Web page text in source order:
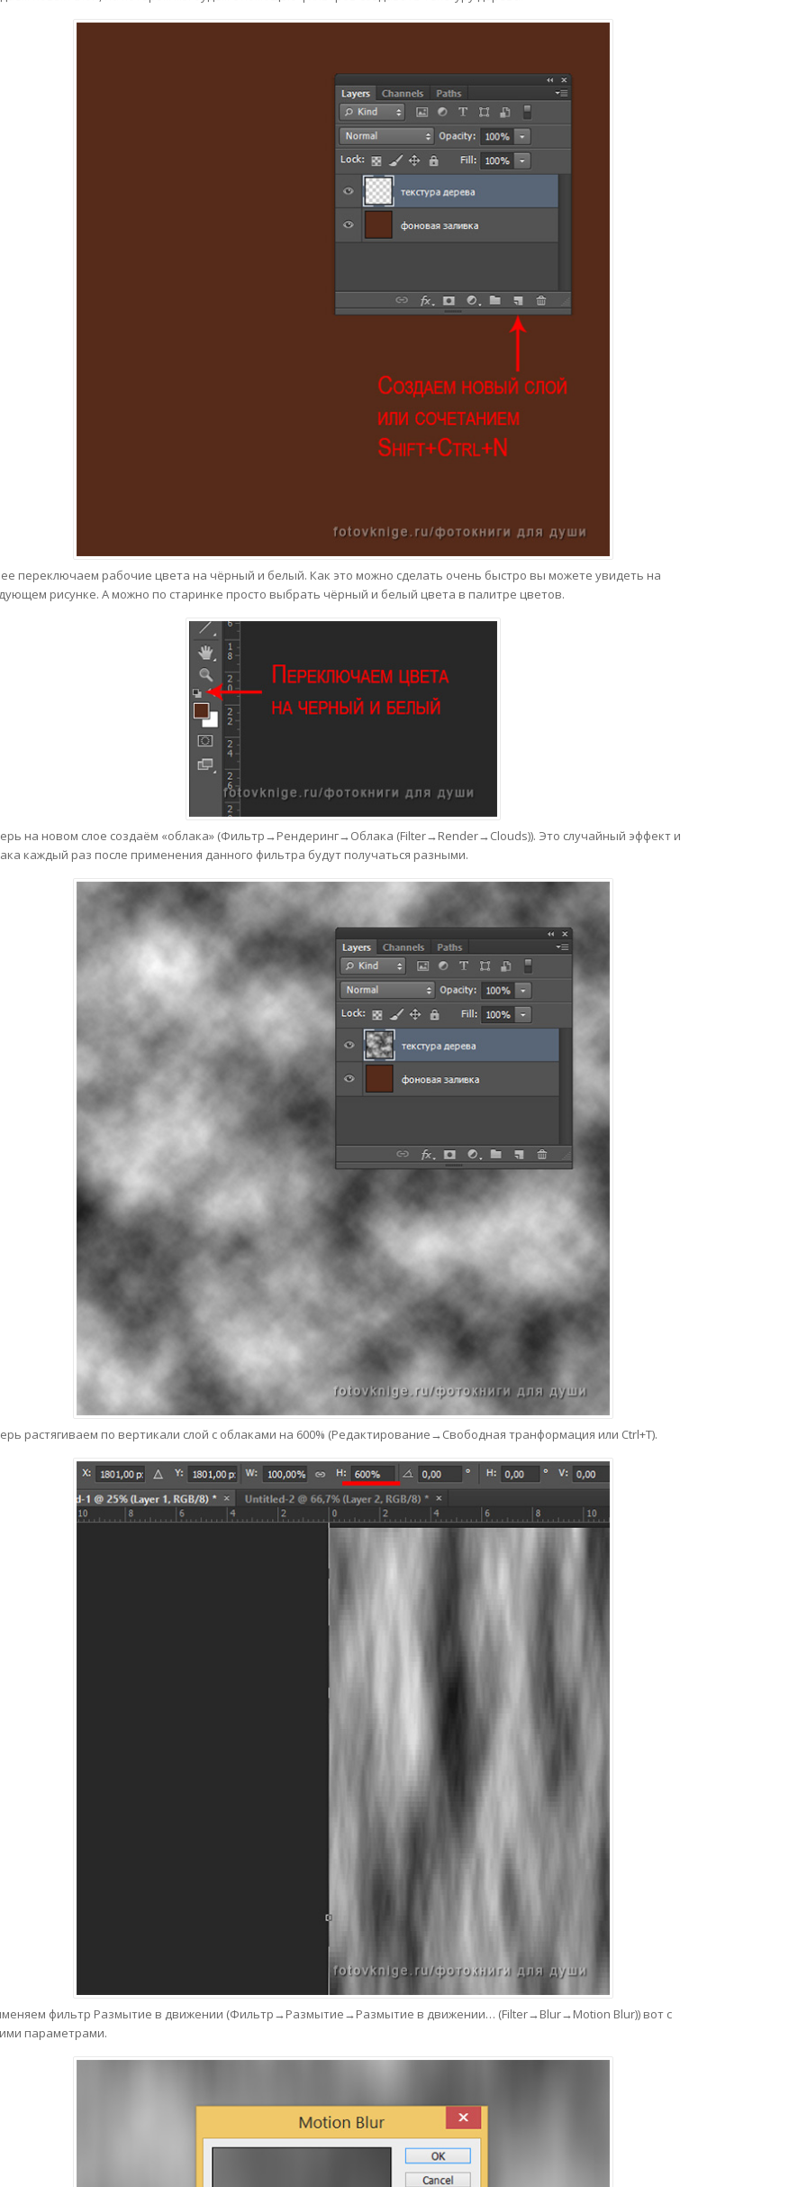
переключаем рабочие цвета на чёрный и белый. Как это можно сделать очень быстро вы можете увидеть на
рисунке. А можно по старинке просто выбрать чёрный и белый цвета в палитре цветов.
на новом слое создаём «облака» (Фильтр→Рендеринг→Облака (Filter→Render→Clouds)). Это случайный эффект и
каждый раз после применения данного фильтра будут получаться разными.
растягиваем по вертикали слой с облаками на 600% (Редактирование→Свободная транформация или Ctrl+T).
фильтр Размытие в движении (Фильтр→Размытие→Размытие в движении… (Filter→Blur→Motion Blur)) вот с
параметрами.